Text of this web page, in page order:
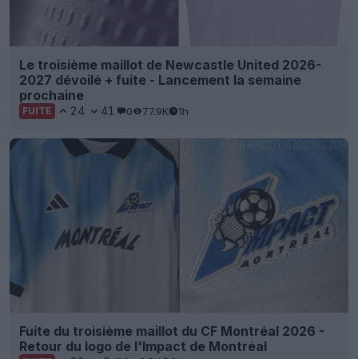
Le troisième maillot de Newcastle United 2026-
2027 dévoilé + fuite - Lancement la semaine
prochaine
FUITE 24 41 0 77.9K 1h
Fuite du troisième maillot du CF Montréal 2026 -
Retour du logo de l'Impact de Montréal